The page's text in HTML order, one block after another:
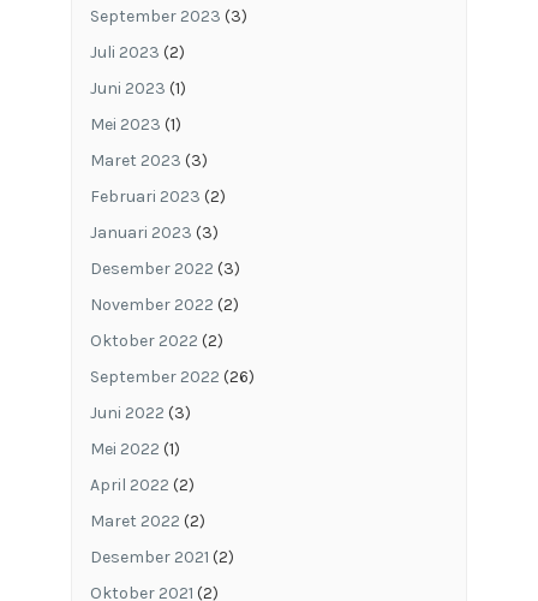
September 2023 (3)
Juli 2023 (2)
Juni 2023 (1)
Mei 2023 (1)
Maret 2023 (3)
Februari 2023 (2)
Januari 2023 (3)
Desember 2022 (3)
November 2022 (2)
Oktober 2022 (2)
September 2022 (26)
Juni 2022 (3)
Mei 2022 (1)
April 2022 (2)
Maret 2022 (2)
Desember 2021 (2)
Oktober 2021 (2)